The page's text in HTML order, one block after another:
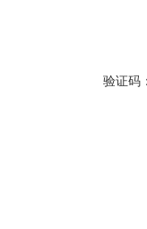
验证码